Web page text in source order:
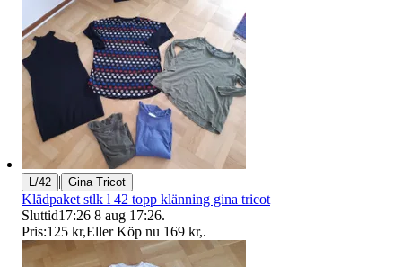
L/42 | Gina Tricot
Klädpaket stlk l 42 topp klänning gina tricot
Sluttid17:26 8 aug 17:26.
Pris:125 kr,Eller Köp nu 169 kr,.